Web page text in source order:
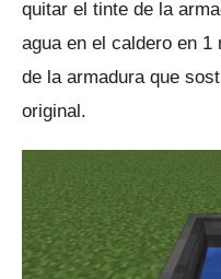
quitar el tinte de la
agua en el caldero en
de la armadura que
original.